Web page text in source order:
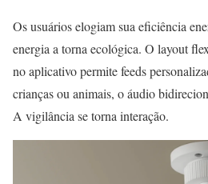
Os usuários elogiam sua eficiência
energia a torna ecológica. O layout
no aplicativo permite feeds
crianças ou animais, o áudio
A vigilância se torna interação.